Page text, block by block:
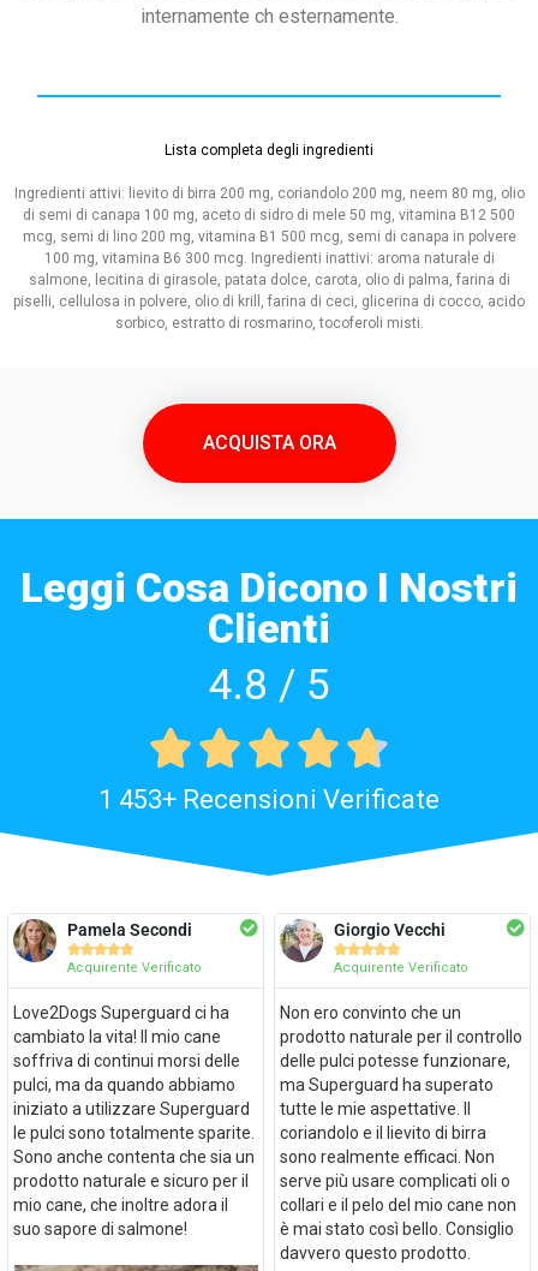
internamente ch esternamente.
Lista completa degli ingredienti
Ingredienti attivi: lievito di birra 200 mg, coriandolo 200 mg, neem 80 mg, olio
di semi di canapa 100 mg, aceto di sidro di mele 50 mg, vitamina B12 500
mcg, semi di lino 200 mg, vitamina B1 500 mcg, semi di canapa in polvere
100 mg, vitamina B6 300 mcg. Ingredienti inattivi: aroma naturale di
salmone, lecitina di girasole, patata dolce, carota, olio di palma, farina di
piselli, cellulosa in polvere, olio di krill, farina di ceci, glicerina di cocco, acido
sorbico, estratto di rosmarino, tocoferoli misti.
ACQUISTA ORA
Leggi Cosa Dicono I Nostri
Clienti
4.8 / 5

1 453+ Recensioni Verificate
Pamela Secondi

Acquirente Verificato
Love2Dogs Superguard ci ha
cambiato la vita! Il mio cane
soffriva di continui morsi delle
pulci, ma da quando abbiamo
iniziato a utilizzare Superguard
le pulci sono totalmente sparite.
Sono anche contenta che sia un
prodotto naturale e sicuro per il
mio cane, che inoltre adora il
suo sapore di salmone!
Giorgio Vecchi

Acquirente Verificato
Non ero convinto che un
prodotto naturale per il controllo
delle pulci potesse funzionare,
ma Superguard ha superato
tutte le mie aspettative. Il
coriandolo e il lievito di birra
sono realmente efficaci. Non
serve più usare complicati oli o
collari e il pelo del mio cane non
è mai stato così bello. Consiglio
davvero questo prodotto.